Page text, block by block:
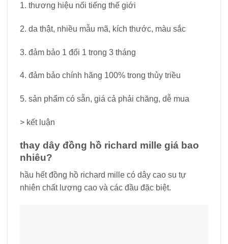
1. thương hiệu nổi tiếng thế giới
2. da thật, nhiều mẫu mã, kích thước, màu sắc
3. đảm bảo 1 đổi 1 trong 3 tháng
4. đảm bảo chính hãng 100% trong thủy triều
5. sản phẩm có sẵn, giá cả phải chăng, dễ mua
> kết luận
thay dây đồng hồ richard mille giá bao
nhiêu?
hầu hết đồng hồ richard mille có dây cao su tự
nhiên chất lượng cao và các đầu đặc biệt.